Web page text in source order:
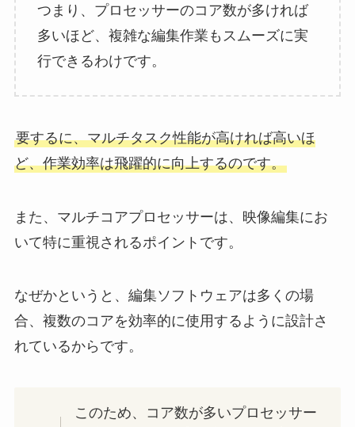
つまり、プロセッサーのコア数が多ければ
多いほど、複雑な編集作業もスムーズに実
行できるわけです。
要するに、マルチタスク性能が高ければ高いほ
ど、作業効率は飛躍的に向上するのです。
また、マルチコアプロセッサーは、映像編集にお
いて特に重視されるポイントです。
なぜかというと、編集ソフトウェアは多くの場
合、複数のコアを効率的に使用するように設計さ
れているからです。
このため、コア数が多いプロセッサー